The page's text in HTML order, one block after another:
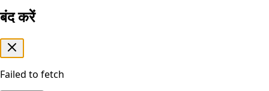
बंद करें
Failed to fetch